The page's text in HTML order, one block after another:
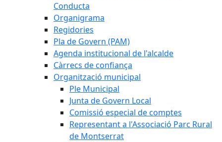
Conducta
Organigrama
Regidories
Pla de Govern (PAM)
Agenda institucional de l'alcalde
Càrrecs de confiança
Organització municipal
Ple Municipal
Junta de Govern Local
Comissió especial de comptes
Representant a l'Associació Parc Rural
de Montserrat